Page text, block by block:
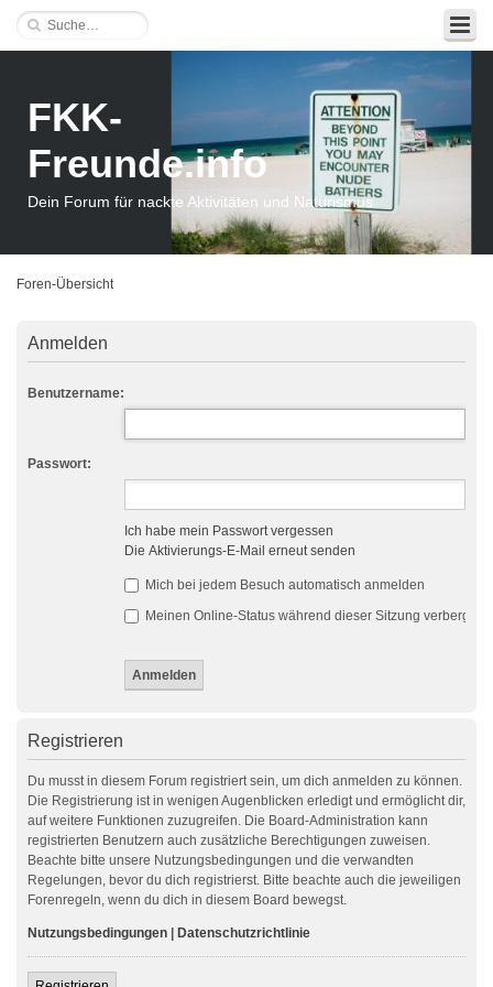
FKK-
Freunde.info
Dein Forum für nackte Aktivitäten und Naturismus
Foren-Übersicht
Anmelden
Benutzername:
Passwort:
Ich habe mein Passwort vergessen
Die Aktivierungs-E-Mail erneut senden
Mich bei jedem Besuch automatisch anmelden
Meinen Online-Status während dieser Sitzung verbergen
Registrieren
Du musst in diesem Forum registriert sein, um dich anmelden zu können.
Die Registrierung ist in wenigen Augenblicken erledigt und ermöglicht dir,
auf weitere Funktionen zuzugreifen. Die Board-Administration kann
registrierten Benutzern auch zusätzliche Berechtigungen zuweisen.
Beachte bitte unsere Nutzungsbedingungen und die verwandten
Regelungen, bevor du dich registrierst. Bitte beachte auch die jeweiligen
Forenregeln, wenn du dich in diesem Board bewegst.
Nutzungsbedingungen Datenschutzrichtlinie